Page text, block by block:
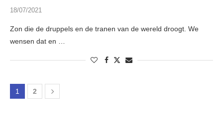
18/07/2021
Zon die de druppels en de tranen van de wereld droogt. We
wensen dat en …
1 2